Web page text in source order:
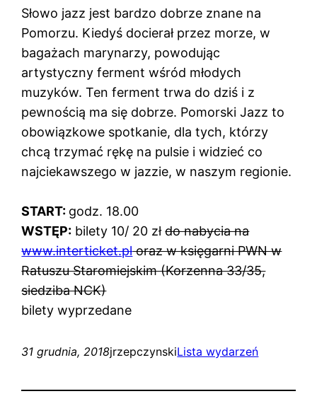
Słowo jazz jest bardzo dobrze znane na
Pomorzu. Kiedyś docierał przez morze, w
bagażach marynarzy, powodując
artystyczny ferment wśród młodych
muzyków. Ten ferment trwa do dziś i z
pewnością ma się dobrze. Pomorski Jazz to
obowiązkowe spotkanie, dla tych, którzy
chcą trzymać rękę na pulsie i widzieć co
najciekawszego w jazzie, w naszym regionie.
START: godz. 18.00
WSTĘP: bilety 10/ 20 złdo nabycia na
www.interticket.ploraz w księgarni PWN w
Ratuszu Staromiejskim (Korzenna 33/35,
siedziba NCK)
bilety wyprzedane
31 grudnia, 2018jrzepczynskiLista wydarzeń